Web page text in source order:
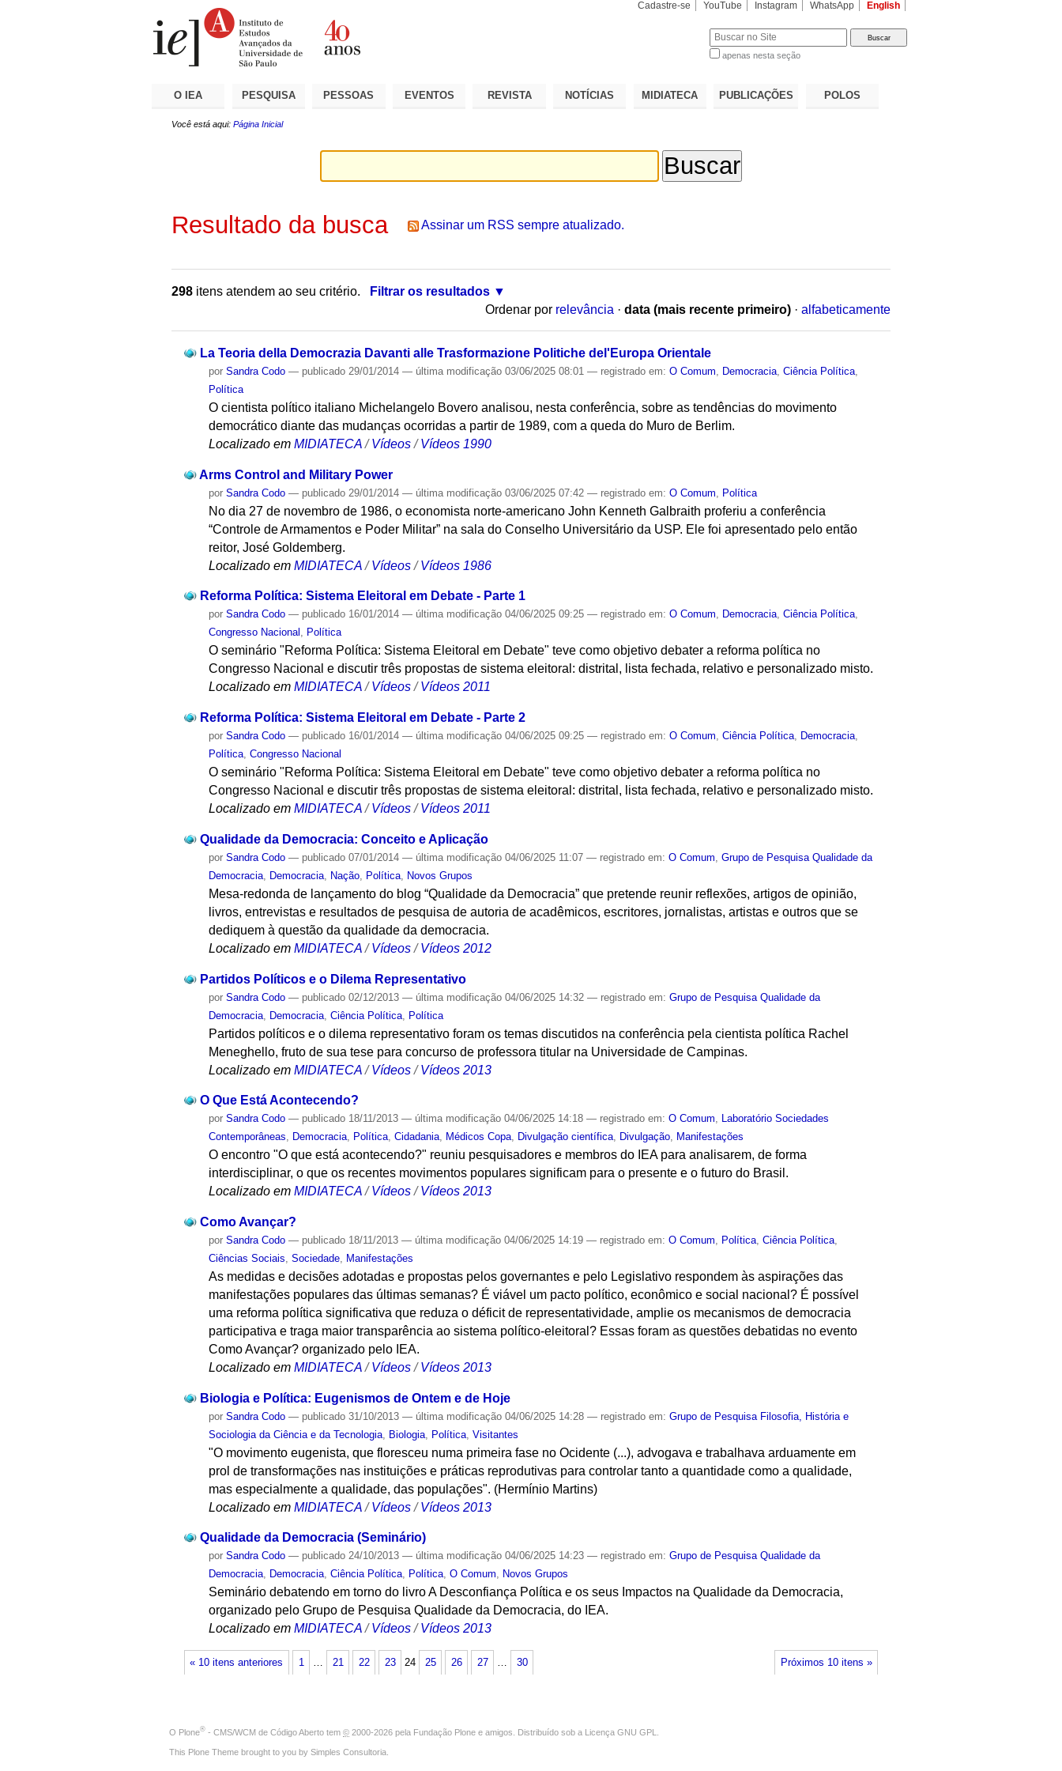
Cadastre-se YouTube Instagram WhatsApp English
apenas nesta seção
O IEA PESQUISA PESSOAS EVENTOS REVISTA NOTÍCIAS MIDIATECA PUBLICAÇÕES POLOS
Você está aqui: Página Inicial
Resultado da busca Assinar um RSS sempre atualizado.
298 itens atendem ao seu critério.
Filtrar os resultados
Ordenar por relevância · data (mais recente primeiro) · alfabeticamente
La Teoria della Democrazia Davanti alle Trasformazione Politiche del'Europa Orientale
porSandra Codo — publicado 29/01/2014— última modificação 03/06/2025 08:01— registrado em:O Comum Democracia ,Ciência Política
Política
O cientista político italiano Michelangelo Bovero analisou, nesta conferência, sobre as tendências do movimento
democrático diante das mudanças ocorridas a partir de 1989, com a queda do Muro de Berlim.
Localizado em MIDIATECA /Vídeos /Vídeos 1990
Arms Control and Military Power
porSandra Codo — publicado 29/01/2014— última modificação 03/06/2025 07:42— registrado em:O Comum Política
No dia 27 de novembro de 1986, o economista norte-americano John Kenneth Galbraith proferiu a conferência
“Controle de Armamentos e Poder Militar” na sala do Conselho Universitário da USP. Ele foi apresentado pelo então
reitor, José Goldemberg.
Localizado em MIDIATECA /Vídeos /Vídeos 1986
Reforma Política: Sistema Eleitoral em Debate - Parte 1
porSandra Codo — publicado 16/01/2014— última modificação 04/06/2025 09:25— registrado em:O Comum, Democracia,Ciência Política,
Congresso Nacional , Política
O seminário "Reforma Política: Sistema Eleitoral em Debate" teve como objetivo debater a reforma política no
Congresso Nacional e discutir três propostas de sistema eleitoral: distrital, lista fechada, relativo e personalizado misto.
Localizado em MIDIATECA /Vídeos /Vídeos 2011
Reforma Política: Sistema Eleitoral em Debate - Parte 2
porSandra Codo — publicado 16/01/2014— última modificação 04/06/2025 09:25— registrado em:O Comum,Ciência Política, Democracia,
Política,Congresso Nacional
O seminário "Reforma Política: Sistema Eleitoral em Debate" teve como objetivo debater a reforma política no
Congresso Nacional e discutir três propostas de sistema eleitoral: distrital, lista fechada, relativo e personalizado misto.
Localizado em MIDIATECA /Vídeos /Vídeos 2011
Qualidade da Democracia: Conceito e Aplicação
porSandra Codo — publicado 07/01/2014— última modificação 04/06/2025 11:07— registrado em:O Comum ,Grupo de Pesquisa Qualidade da
Democracia
Democracia Nação Política Novos Grupos
Mesa-redonda de lançamento do blog “Qualidade da Democracia” que pretende reunir reflexões, artigos de opinião,
livros, entrevistas e resultados de pesquisa de autoria de acadêmicos, escritores, jornalistas, artistas e outros que se
dediquem à questão da qualidade da democracia.
Localizado em MIDIATECA /Vídeos /Vídeos 2012
Partidos Políticos e o Dilema Representativo
porSandra Codo — publicado 02/12/2013— última modificação 04/06/2025 14:32— registrado em:Grupo de Pesquisa Qualidade da
Democracia Democracia ,Ciência Política Política
Partidos políticos e o dilema representativo foram os temas discutidos na conferência pela cientista política Rachel
Meneghello, fruto de sua tese para concurso de professora titular na Universidade de Campinas.
Localizado em MIDIATECA /Vídeos /Vídeos 2013
O Que Está Acontecendo?
porSandra Codo — publicado 18/11/2013— última modificação 04/06/2025 14:18— registrado em:O Comum, Laboratório Sociedades
Contemporâneas, Democracia, Política,Cidadania, Médicos Copa, Divulgação científica, Divulgação, Manifestações
O encontro "O que está acontecendo?" reuniu pesquisadores e membros do IEA para analisarem, de forma
interdisciplinar, o que os recentes movimentos populares significam para o presente e o futuro do Brasil.
Localizado em MIDIATECA /Vídeos /Vídeos 2013
Como Avançar?
porSandra Codo — publicado 18/11/2013— última modificação 04/06/2025 14:19— registrado em:O Comum Política ,Ciência Política
Ciências Sociais ,Sociedade Manifestações
As medidas e decisões adotadas e propostas pelos governantes e pelo Legislativo respondem às aspirações das
manifestações populares das últimas semanas? É viável um pacto político, econômico e social nacional? É possível
uma reforma política significativa que reduza o déficit de representatividade, amplie os mecanismos de democracia
participativa e traga maior transparência ao sistema político-eleitoral? Essas foram as questões debatidas no evento
Como Avançar? organizado pelo IEA.
Localizado em MIDIATECA /Vídeos /Vídeos 2013
Biologia e Política: Eugenismos de Ontem e de Hoje
porSandra Codo — publicado 31/10/2013— última modificação 04/06/2025 14:28— registrado em:Grupo de Pesquisa Filosofia, História e
Sociologia da Ciência e da Tecnologia Biologia Política ,Visitantes
"O movimento eugenista, que floresceu numa primeira fase no Ocidente (...), advogava e trabalhava arduamente em
prol de transformações nas instituições e práticas reprodutivas para controlar tanto a quantidade como a qualidade,
mas especialmente a qualidade, das populações". (Hermínio Martins)
Localizado em MIDIATECA /Vídeos /Vídeos 2013
Qualidade da Democracia (Seminário)
porSandra Codo — publicado 24/10/2013— última modificação 04/06/2025 14:23— registrado em:Grupo de Pesquisa Qualidade da
Democracia, Democracia,Ciência Política, Política,O Comum, Novos Grupos
Seminário debatendo em torno do livro A Desconfiança Política e os seus Impactos na Qualidade da Democracia,
organizado pelo Grupo de Pesquisa Qualidade da Democracia, do IEA.
Localizado em MIDIATECA /Vídeos /Vídeos 2013
« 10 itens anteriores Próximos 10 itens »
1 21 22 23 24 25 26 27 30
O Plone® - CMS/WCM de Código Aberto tem © 2000-2026 pela Fundação Plone e amigos. Distribuído sob a Licença GNU GPL
This Plone Theme brought to you by Simples Consultoria